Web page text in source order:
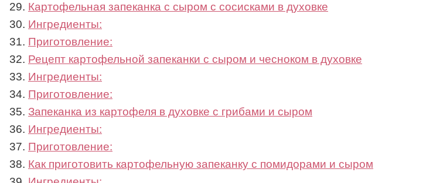
Картофельная запеканка с сыром с сосисками в духовке
Ингредиенты:
Приготовление:
Рецепт картофельной запеканки с сыром и чесноком в духовке
Ингредиенты:
Приготовление:
Запеканка из картофеля в духовке с грибами и сыром
Ингредиенты:
Приготовление:
Как приготовить картофельную запеканку с помидорами и сыром